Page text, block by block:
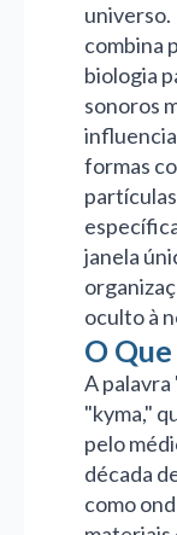
universo.
combina
biologia
sonoros
formas
janela
oculto à
O
A
"kyma,"
pelo
década
como